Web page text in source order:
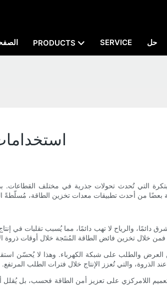
PRODUCTS SERVICE حل
التي تُحدث تحولات جذرية في مختلف القطاعات.
دائمًا، والرياح لا تهب دائمًا، مما يُسبب تقلبات في
العرض والطلب على شبكة الكهرباء. وهذا لا يُحسّن